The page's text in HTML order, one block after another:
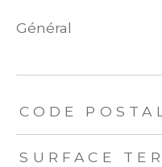
général
CODE POSTAL
SURFACE